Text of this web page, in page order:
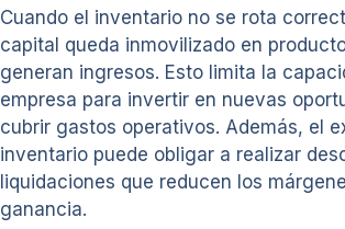
Cuando el inventario no se rota
capital queda inmovilizado en
generan ingresos. Esto limita la
empresa para invertir en nuevas
cubrir gastos operativos. Además, el
inventario puede obligar a realizar
liquidaciones que reducen los
ganancia.